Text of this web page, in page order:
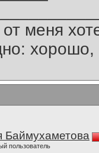
от меня
Баймухаметова
пользователь